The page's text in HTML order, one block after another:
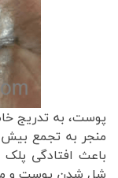
پوست، به تدریج
منجر به تجمع بیش
باعث افتادگی